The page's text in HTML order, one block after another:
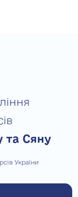
та Сяну
України